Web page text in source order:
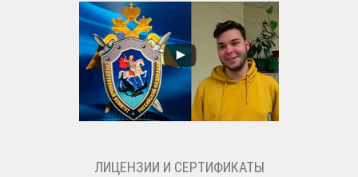
ЛИЦЕНЗИИ И СЕРТИФИКАТЫ